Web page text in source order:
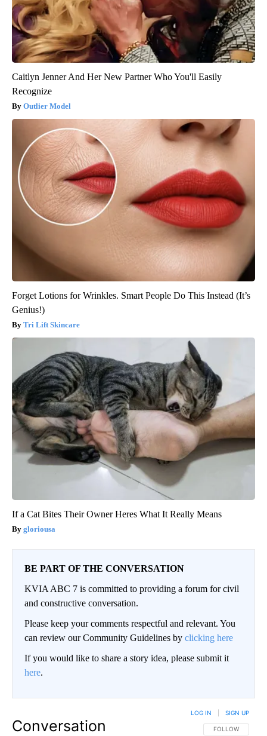
Caitlyn Jenner And Her New Partner Who You'll Easily
Recognize
Outlier Model
Forget Lotions for Wrinkles. Smart People Do This Instead (It’s
Genius!)
Tri Lift Skincare
If a Cat Bites Their Owner Heres What It Really Means
gloriousa
BE PART OF THE CONVERSATION
KVIA ABC 7 is committed to providing a forum for civil
and constructive conversation.
Please keep your comments respectful and relevant. You
can review our Community Guidelines by clicking here
If you would like to share a story idea, please submit it
here.
Conversation FOLLOW THIS
FOLLOW
LOG IN SIGN UP